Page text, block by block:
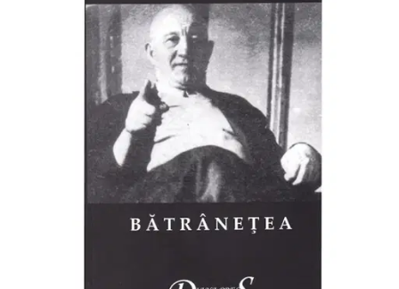
Dezvoltare Spirituala
KidConnection
New Illuminati Files